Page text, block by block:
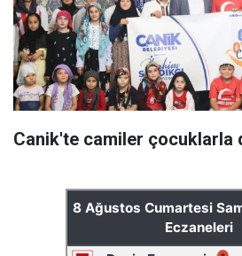
Canik'te camiler çocuklarla